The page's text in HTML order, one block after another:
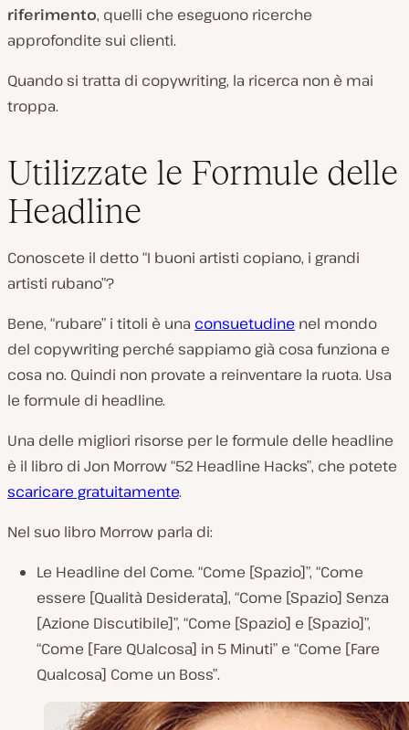
riferimento, quelli che eseguono ricerche
approfondite sui clienti.
Quando si tratta di copywriting, la ricerca non è mai
troppa.
Utilizzate le Formule delle
Headline
Conoscete il detto“I buoni artisti copiano, i grandi
artisti rubano”?
Bene, “rubare” i titoli è una consuetudine nel mondo
del copywriting perché sappiamo già cosa funziona e
cosa no. Quindi non provate a reinventare la ruota. Usa
le formule di headline.
Una delle migliori risorse per le formule delle headline
è il libro di Jon Morrow“52 Headline Hacks”, che potete
scaricare gratuitamente.
Nel suo libro Morrow parla di:
Le Headline del Come. “Come [Spazio]”, “Come
essere [Qualità Desiderata], “Come [Spazio] Senza
[Azione Discutibile]”, “Come [Spazio] e [Spazio]”,
“Come [Fare QUalcosa] in 5 Minuti” e “Come [Fare
Qualcosa] Come un Boss”.